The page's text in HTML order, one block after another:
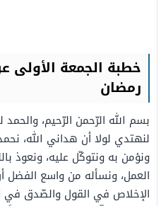
خطبة الجمعة
رمضان
بسم الله الرّحمن الرّحيم،
لنهتدي لولا أن هداني الله،
ونؤمن به ونتوكّل عليه، ونعوذ
العمل، ونسأله من واسع الفضل
الإخلاص في القول والصّدق في